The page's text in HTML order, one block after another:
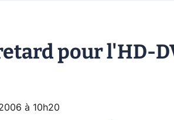
pour l'HD-
à 10h20